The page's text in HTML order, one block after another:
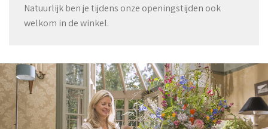
Natuurlijk ben je tijdens onze openingstijden ook
welkom in de winkel.